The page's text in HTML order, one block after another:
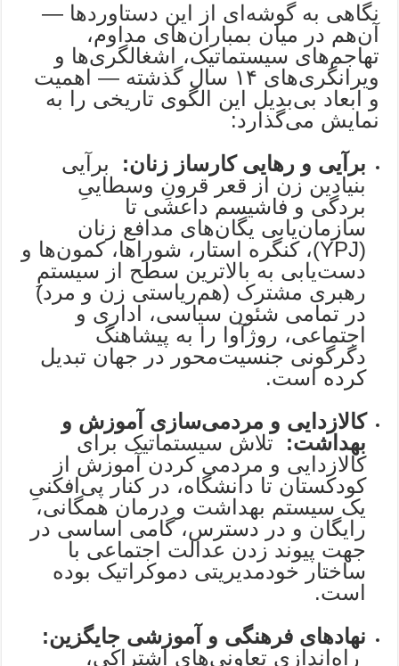
نگاهی به گوشه‌ای از این دستاوردها —
آن‌هم در میان بمباران‌های مداوم،
تهاجم‌های سیستماتیک، اشغالگری‌ها و
ویرانگری‌های ۱۴ سال گذشته — اهمیت
و ابعاد بی‌بدیل این الگوی تاریخی را به
نمایش می‌گذارد:
برآیی و رهایی کارساز زنان:
برآیی
بنیادین زن از قعر قرونِ وسطاییِ
بردگی و فاشیسم داعشی تا
سازمان‌یابی یگان‌های مدافع زنان
(YPJ)، کنگره استار،‌ شوراها، کمون‌ها و
دست‌یابی به بالاترین سطح از سیستمِ
رهبری مشترک (هم‌ریاستی زن و مرد)
در تمامی شئون سیاسی، اداری و
اجتماعی، روژآوا را به پیشاهنگ
دگرگونی جنسیت‌محور در جهان تبدیل
کرده است.
کالازدایی و مردمی‌سازی آموزش و
بهداشت:
تلاش سیستماتیک برای
کالازدایی و مردمی کردن آموزش از
کودکستان تا دانشگاه، در کنار پی‌افکنیِ
یک سیستم بهداشت و درمان همگانی،
رایگان و در دسترس، گامی اساسی در
جهت پیوند زدن عدالت اجتماعی با
ساختار خودمدیریتی دموکراتیک بوده
است.
نهادهای فرهنگی و آموزشی جایگزین:
راه‌اندازی تعاونی‌های اشتراکی،